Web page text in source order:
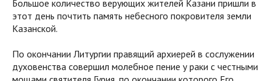
Большое количество верующих жителей Казани пришли в
этот день почтить память небесного покровителя земли
Казанской.
По окончании Литургии правящий архиерей в сослужении
духовенства совершил молебное пение у раки с честными